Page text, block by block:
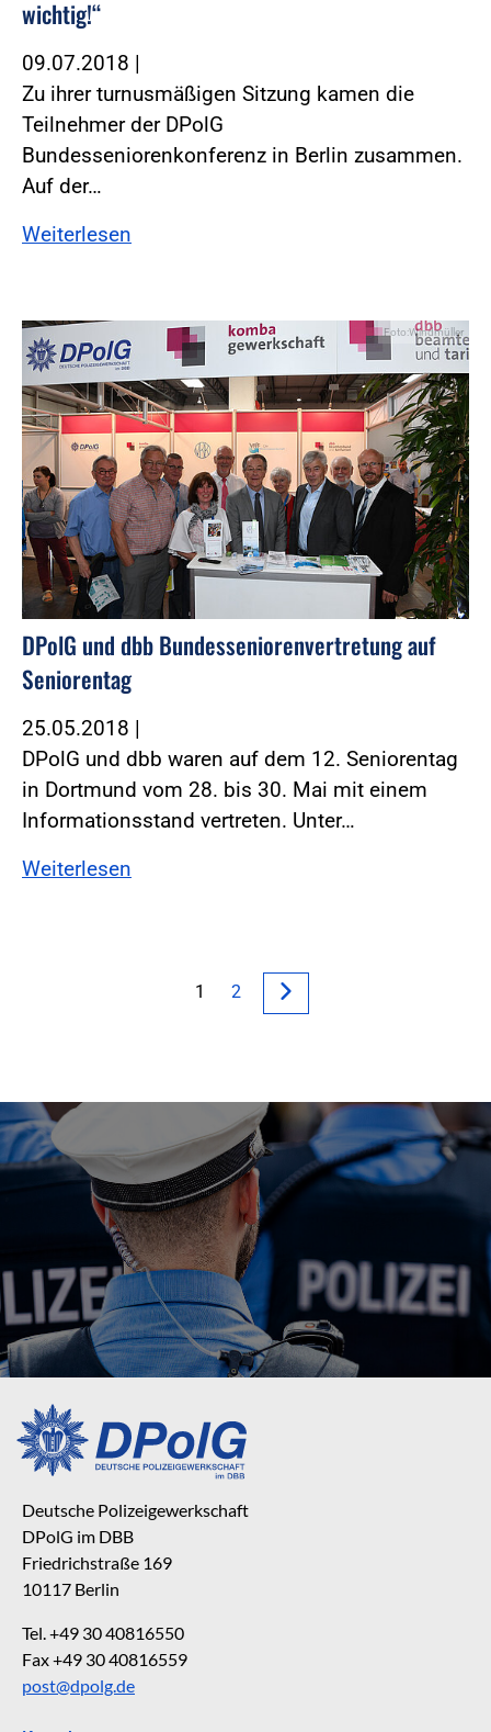
wichtig!“
09.07.2018 |
Zu ihrer turnusmäßigen Sitzung kamen die
Teilnehmer der DPolG
Bundesseniorenkonferenz in Berlin zusammen.
Auf der…
Weiterlesen
Foto:Windmüller
DPolG und dbb Bundesseniorenvertretung auf
Seniorentag
25.05.2018 |
DPolG und dbb waren auf dem 12. Seniorentag
in Dortmund vom 28. bis 30. Mai mit einem
Informationsstand vertreten. Unter…
Weiterlesen
1 2
Deutsche Polizeigewerkschaft
DPolG im DBB
Friedrichstraße 169
10117 Berlin
Tel. +49 30 40816550
Fax +49 30 40816559
post@dpolg.de